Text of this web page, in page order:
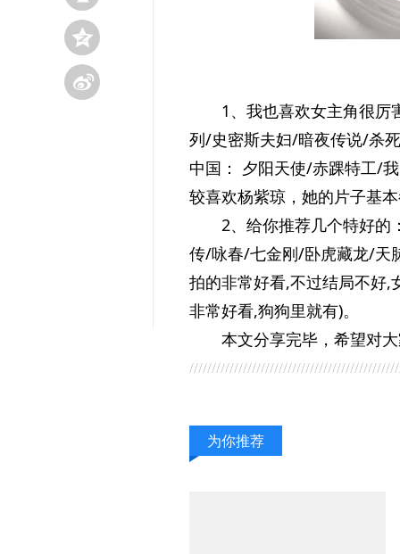
1、我也喜欢女主角很
列/史密斯夫妇/暗夜传说/杀
中国： 夕阳天使/赤踝特工/
较喜欢杨紫琼，她的片子基
2、给你推荐几个特好
传/咏春/七金刚/卧虎藏龙/天
拍的非常好看,不过结局不好,
非常好看,狗狗里就有)。
本文分享完毕，希望对
为你推荐